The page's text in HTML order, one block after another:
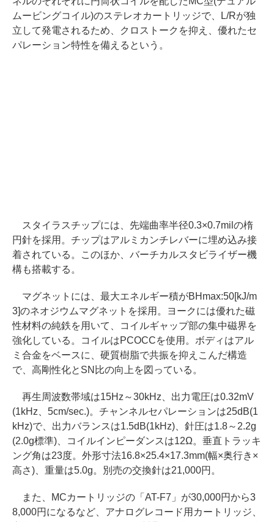
ムービングコイル)のステレオカートリッジで、L/Rが独
立して発電されるため、クロストークを抑え、優れたセ
パレーション特性を備えるという。
スタイラスチップには、先端曲率半径0.3×0.7milの楕
円針を採用。チップはアルミカンチレバーに埋め込み接
着されている。このほか、バーチカルスタビライザー機
構も搭載する。
マグネットには、最大エネルギー積がBHmax:50[kJ/m
3]のネオジウムマグネットを採用。ヨークには優れた磁
性材料の純鉄を用いて、コイルギャップ部の集中磁界を
強化している。コイルはPCOCCを使用。ボディはアル
ミ合金をベースに、硬質樹脂で共振を抑えこんだ構造
で、高剛性化とSN比の向上を図っている。
再生周波数帯域は15Hz～30kHz、出力電圧は0.32mV
(1kHz、5cm/sec.)。チャンネルセパレーションは25dB(1
kHz)で、出力バランスは1.5dB(1kHz)、針圧は1.8～2.2g
(2.0g標準)、コイルインピーダンスは12Ω。垂直トラッキ
ング角は23度。外形寸法16.8×25.4×17.3mm(幅×奥行き×
高さ)、重量は5.0g。別売の交換針は21,000円。
また、MCカートリッジの「AT-F7」が30,000円から3
8,000円になるなど、アナログレコード用カートリッジ、